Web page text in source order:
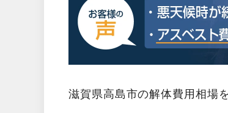
滋賀県高島市の解体費用相場